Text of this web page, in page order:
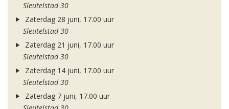
Sleutelstad 30
Zaterdag 28 juni, 17.00 uur
Sleutelstad 30
Zaterdag 21 juni, 17.00 uur
Sleutelstad 30
Zaterdag 14 juni, 17.00 uur
Sleutelstad 30
Zaterdag 7 juni, 17.00 uur